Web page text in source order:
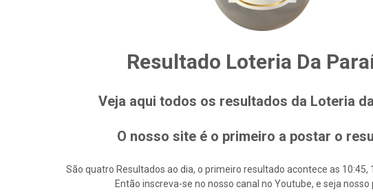
Resultado Loteria Da
Veja aqui todos os resultados da Loteria
O nosso site é o primeiro a postar o
São quatro Resultados ao dia, o primeiro resultado acontece as 10:45,
Então inscreva-se no nosso canal no Youtube, e seja nosso